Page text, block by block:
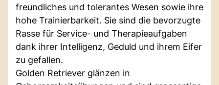
freundliches und tolerantes Wesen sowie ihre
hohe Trainierbarkeit. Sie sind die bevorzugte
Rasse für Service- und Therapieaufgaben
dank ihrer Intelligenz, Geduld und ihrem Eifer
zu gefallen.
Golden Retriever glänzen in